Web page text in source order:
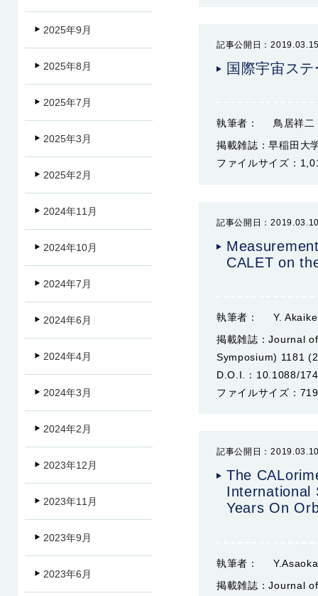
記事公開日：
国際宇宙ス
執筆者：
鳥居祥二
掲載雑誌：早稲田大
ファイルサイズ：
記事公開日：
CALET on
執筆者：
Y.
掲載雑誌：Journal
Symposium) 1181
D.O.I.： 10.1088/
ファイルサイズ：
記事公開日：
The
International
Years On
執筆者：
掲載雑誌：Journal
2025年9月
2025年8月
2025年7月
2025年3月
2025年2月
2024年11月
2024年10月
2024年7月
2024年6月
2024年4月
2024年3月
2024年2月
2023年12月
2023年11月
2023年9月
2023年6月